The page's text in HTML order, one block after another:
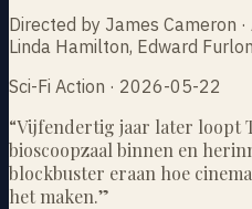
Directed by James Cameron
Linda Hamilton, Edward
Sci-Fi Action · 2026-05-22
“Vijfendertig jaar later loopt
bioscoopzaal binnen en
blockbuster eraan hoe
het maken.”